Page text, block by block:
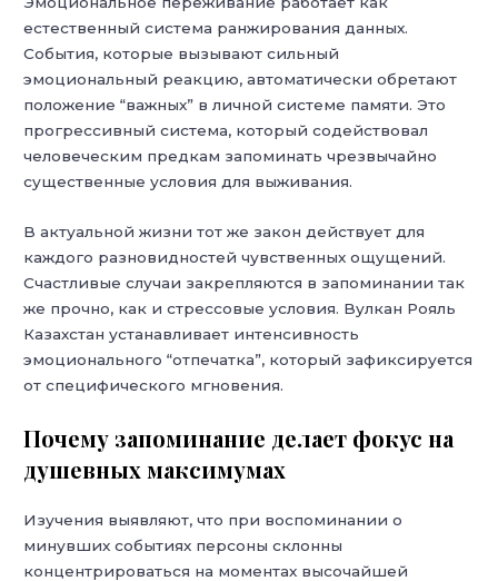
естественный система ранжирования данных.
События, которые вызывают сильный
эмоциональный реакцию, автоматически обретают
положение “важных” в личной системе памяти. Это
прогрессивный система, который содействовал
человеческим предкам запоминать чрезвычайно
существенные условия для выживания.
В актуальной жизни тот же закон действует для
каждого разновидностей чувственных ощущений.
Счастливые случаи закрепляются в запоминании так
же прочно, как и стрессовые условия. Вулкан Рояль
Казахстан устанавливает интенсивность
эмоционального “отпечатка”, который зафиксируется
от специфического мгновения.
Почему запоминание делает фокус на
душевных максимумах
Изучения выявляют, что при воспоминании о
минувших событиях персоны склонны
концентрироваться на моментах высочайшей